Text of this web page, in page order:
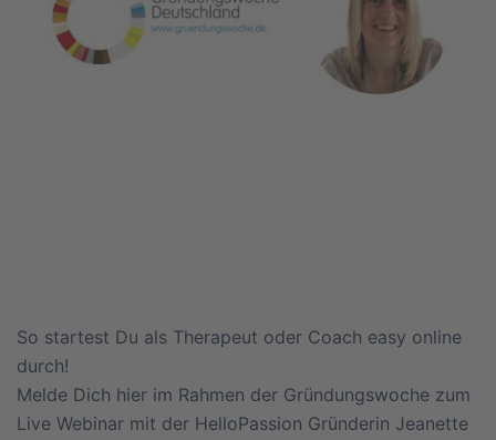
So startest Du als Therapeut oder Coach easy online
durch!
Melde Dich hier im Rahmen der Gründungswoche zum
Live Webinar mit der HelloPassion Gründerin Jeanette